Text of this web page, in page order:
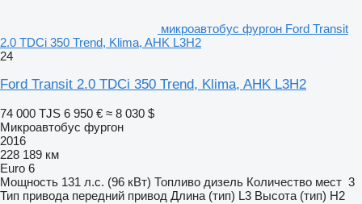
микроавтобус фургон Ford Transit
2.0 TDCi 350 Trend, Klima, AHK L3H2
24
Ford Transit 2.0 TDCi 350 Trend, Klima, AHK L3H2
74 000 TJS 6 950 € ≈ 8 030 $
Микроавтобус фургон
2016
228 189 км
Euro 6
Мощность 131 л.с. (96 кВт) Топливо дизель Количество мест 3
Тип привода передний привод Длина (тип) L3 Высота (тип) H2